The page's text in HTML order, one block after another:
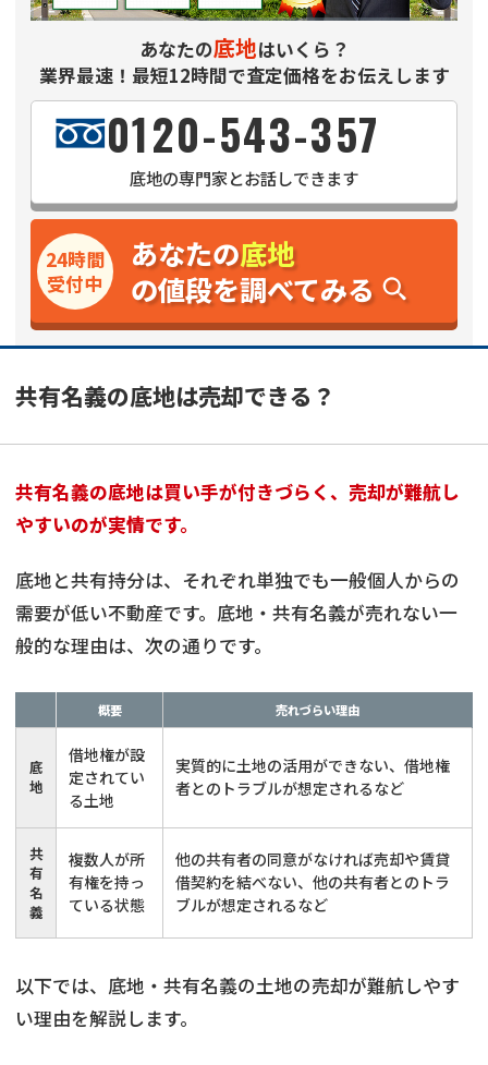
あなたの底地はいくら？
業界最速！最短12時間で査定価格をお伝えします
0120-543-357
底地の専門家とお話しできます
あなたの底地
の値段を調べてみる
24時間
受付中
共有名義の底地は売却できる？
共有名義の底地は買い手が付きづらく、売却が難航し
やすいのが実情です。
底地と共有持分は、それぞれ単独でも一般個人からの
需要が低い不動産です。底地・共有名義が売れない一
般的な理由は、次の通りです。
概要 売れづらい理由
底
地
借地権が設
定されてい
る土地
実質的に土地の活用ができない、借地権
者とのトラブルが想定されるなど
共
有
名
義
複数人が所
有権を持っ
ている状態
他の共有者の同意がなければ売却や賃貸
借契約を結べない、他の共有者とのトラ
ブルが想定されるなど
以下では、底地・共有名義の土地の売却が難航しやす
い理由を解説します。